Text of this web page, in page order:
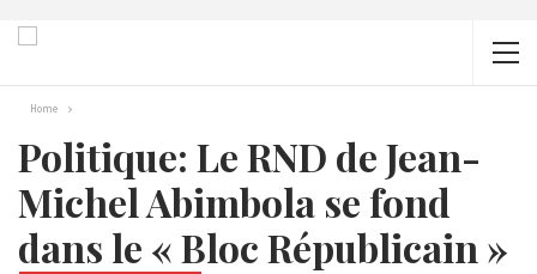
Home
Politique: Le RND de Jean-
Michel Abimbola se fond
dans le « Bloc Républicain »